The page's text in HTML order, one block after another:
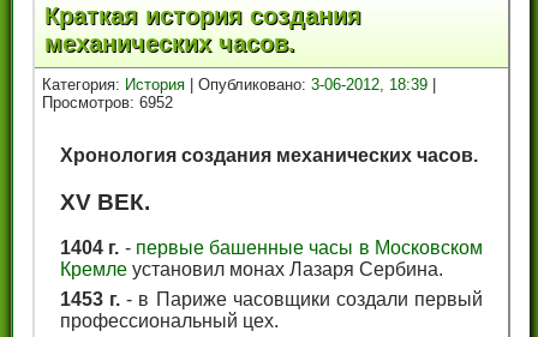
Краткая история создания
механических часов.
Категория: История | Опубликовано:3-06-2012, 18:39
Просмотров: 6952
Хронология создания механических часов.
XV ВЕК.
1404 г. - первые башенные часы в Московском
Кремлеустановил монах Лазаря Сербина.
1453 г. - в Париже часовщики создали первый
профессиональный цех.